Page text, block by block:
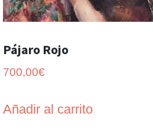
Pájaro Rojo
700,00€
Añadir al carrito